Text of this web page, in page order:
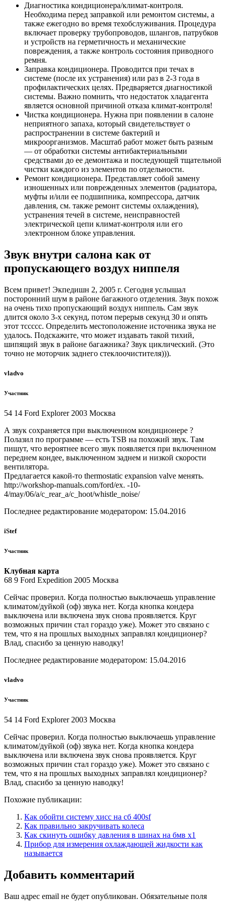
Диагностика кондиционера/климат-контроля.
Необходима перед заправкой или ремонтом системы, а
также ежегодно во время техобслуживания. Процедура
включает проверку трубопроводов, шлангов, патрубков
и устройств на герметичность и механические
повреждения, а также контроль состояния приводного
ремня.
Заправка кондиционера. Проводится при течах в
системе (после их устранения) или раз в 2-3 года в
профилактических целях. Предваряется диагностикой
системы. Важно помнить, что недостаток хладагента
является основной причиной отказа климат-контроля!
Чистка кондиционера. Нужна при появлении в салоне
неприятного запаха, который свидетельствует о
распространении в системе бактерий и
микроорганизмов. Масштаб работ может быть разным
— от обработки системы антибактериальными
средствами до ее демонтажа и последующей тщательной
чистки каждого из элементов по отдельности.
Ремонт кондиционера. Представляет собой замену
изношенных или поврежденных элементов (радиатора,
муфты и/или ее подшипника, компрессора, датчик
давления, см. также ремонт системы охлаждения),
устранения течей в системе, неисправностей
электрической цепи климат-контроля или его
электронном блоке управления.
Звук внутри салона как от
пропускающего воздух ниппеля
Всем привет! Экпедишн 2, 2005 г. Сегодня услышал
посторонний шум в районе багажного отделения. Звук похож
на очень тихо пропускающий воздух ниппель. Сам звук
длится около 3-х секунд, потом перерыв секунд 30 и опять
этот тссссс. Определить местоположение источника звука не
удалось. Подскажите, что может издавать такой тихий,
шипящий звук в районе багажника? Звук циклический. (Это
точно не моторчик заднего стеклоочистителя))).
vladvo
Участник
54 14 Ford Explorer 2003 Москва
А звук сохраняется при выключенном кондиционере ?
Полазил по программе — есть TSB на похожий звук. Там
пишут, что вероятнее всего звук появляется при включенном
переднем кондее, выключенном заднем и низкой скорости
вентилятора.
Предлагается какой-то thermostatic expansion valve менять.
http://workshop-manuals.com/ford/ex. -10-
4/may/06/a/c_rear_a/c_hoot/whistle_noise/
Последнее редактирование модератором: 15.04.2016
iStef
Участник
Клубная карта
68 9 Ford Expedition 2005 Москва
Сейчас проверил. Когда полностью выключаешь управление
климатом/дуйкой (оф) звука нет. Когда кнопка кондера
выключена или включена звук снова проявляется. Круг
возможных причин стал гораздо уже). Может это связано с
тем, что я на прошлых выходных заправлял кондиционер?
Влад, спасибо за ценную наводку!
Последнее редактирование модератором: 15.04.2016
vladvo
Участник
54 14 Ford Explorer 2003 Москва
Сейчас проверил. Когда полностью выключаешь управление
климатом/дуйкой (оф) звука нет. Когда кнопка кондера
выключена или включена звук снова проявляется. Круг
возможных причин стал гораздо уже). Может это связано с
тем, что я на прошлых выходных заправлял кондиционер?
Влад, спасибо за ценную наводку!
Похожие публикации:
Как обойти систему хисс на сб 400sf
Как правильно закручивать колеса
Как скинуть ошибку давления в шинах на бмв х1
Прибор для измерения охлаждающей жидкости как
называется
Добавить комментарий
Ваш адрес email не будет опубликован. Обязательные поля